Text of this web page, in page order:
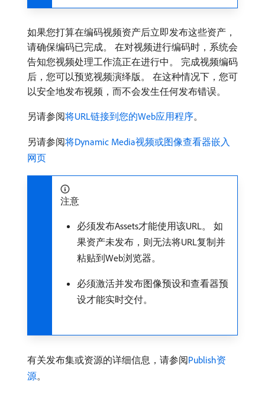
如果您打算在编码视频资产后立即发布这些资产，
请确保编码已完成。 在对视频进行编码时，系统会
告知您视频处理工作流正在进行中。 完成视频编码
后，您可以预览视频演绎版。 在这种情况下，您可
以安全地发布视频，而不会发生任何发布错误。
另请参阅将URL链接到您的Web应用程序。
另请参阅将Dynamic Media视频或图像查看器嵌入
网页
注意
必须发布Assets才能使用该URL。 如
果资产未发布，则无法将URL复制并
粘贴到Web浏览器。
必须激活并发布图像预设和查看器预
设才能实时交付。
有关发布集或资源的详细信息，请参阅Publish资
源。